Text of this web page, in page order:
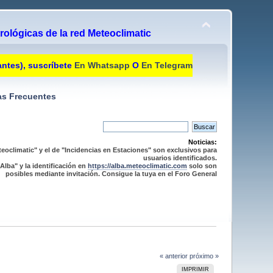
de la red Meteoclimatic
suscríbete En Whatsapp O En Telegram
Frecuentes
Noticias:
y el de "Incidencias en Estaciones" son exclusivos para
usuarios identificados.
y la identificación en https://alba.meteoclimatic.com solo son
posibles mediante invitación. Consigue la tuya en el Foro General
« anterior próximo »
IMPRIMIR